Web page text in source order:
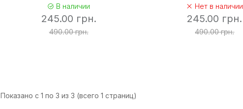
В наличии
245.00 грн.
490.00 грн.
Нет в наличии
245.00 грн.
490.00 грн.
Показано с 1 по 3 из 3 (всего 1 страниц)